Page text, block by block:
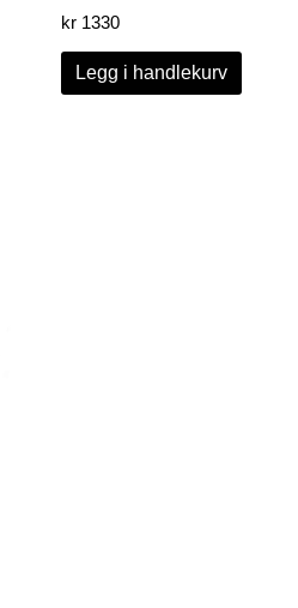
kr 1330
Legg i handlekurv